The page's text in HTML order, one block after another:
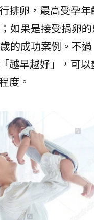
排卵，最高受孕
如果是接受捐卵
的成功案例。不
越早越好」，可
度。